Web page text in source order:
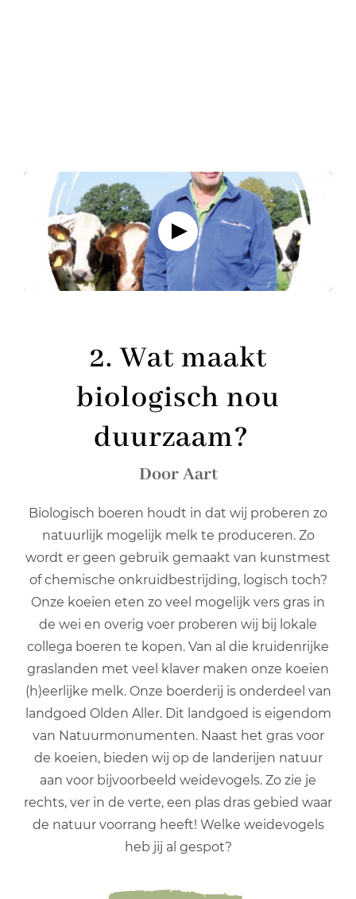
2. Wat maakt
biologisch nou
duurzaam?
Door Aart
Biologisch boeren houdt in dat wij proberen zo
natuurlijk mogelijk melk te produceren. Zo
wordt er geen gebruik gemaakt van kunstmest
of chemische onkruidbestrijding, logisch toch?
Onze koeien eten zo veel mogelijk vers gras in
de wei en overig voer proberen wij bij lokale
collega boeren te kopen. Van al die kruidenrijke
graslanden met veel klaver maken onze koeien
(h)eerlijke melk. Onze boerderij is onderdeel van
landgoed Olden Aller. Dit landgoed is eigendom
van Natuurmonumenten. Naast het gras voor
de koeien, bieden wij op de landerijen natuur
aan voor bijvoorbeeld weidevogels. Zo zie je
rechts, ver in de verte, een plas dras gebied waar
de natuur voorrang heeft! Welke weidevogels
heb jij al gespot?